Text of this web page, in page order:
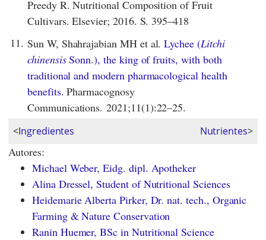
Preedy R. Nutritional Composition of Fruit
Cultivars. Elsevier; 2016. S. 395–418
11. Sun W, Shahrajabian MH et al.Lychee (Litchi
chinensisSonn.), the king of fruits, with both
traditional and modern pharmacological health
benefits. Pharmacognosy
Communications. 2021;11(1):22–25.
<Ingredientes Nutrientes>
Autores:
Michael Weber, Eidg. dipl. Apotheker
Alina Dressel, Student of Nutritional Sciences
Heidemarie Alberta Pirker, Dr. nat. tech., Organic
Farming & Nature Conservation
Ranin Huemer, BSc in Nutritional Science